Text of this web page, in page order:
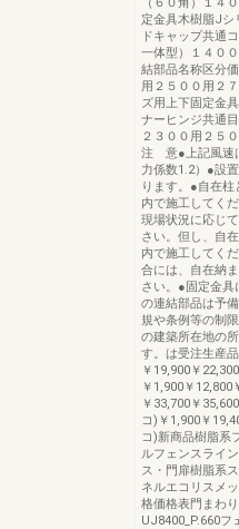
定金具木樹脂Jシ
ドキャップ共通
一体型）１４０
結部品名称区分
用２５００用２
ズ用上下固定金
ナーヒンジ共通
２３００用２５
注 意●上記風速
力係数1.2）●設
ります。●自在
内で施工してく
現場状況に応じ
さい。但し、自
内で施工してく
合には、自在納
さい。●固定金具
の連結部品は予
規や条例等の制
の建築所在地の
す。は受注生産
￥19,900￥
￥1,900￥12,800
￥33,700￥
コ)￥1,900￥
コ)新商品樹脂系
ルフェンスライ
ス・門扉樹脂系
ネルエコリスメ
格価格表門まわ
UJ8400_P.660フ